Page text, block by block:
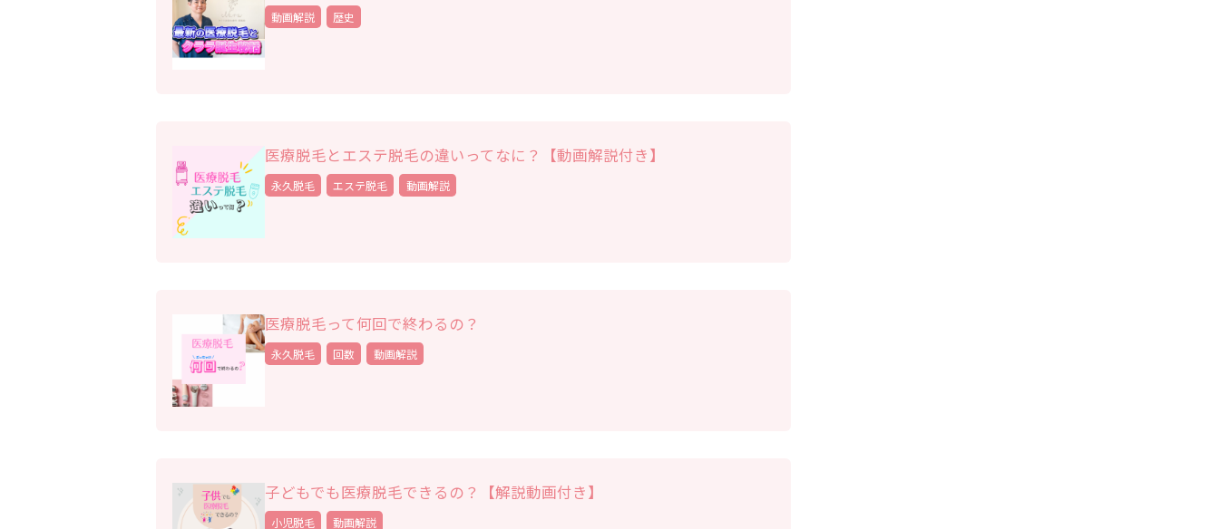
動画解説 歴史
医療脱毛とエステ脱毛の違いってなに？【動画解説付き】
永久脱毛 エステ脱毛 動画解説
医療脱毛って何回で終わるの？
永久脱毛 回数 動画解説
子どもでも医療脱毛できるの？【解説動画付き】
小児脱毛 動画解説